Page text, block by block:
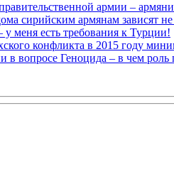
армии –
сирийским армянам зависят не
меня есть требования к Турции!
конфликта в 2015 году
вопросе Геноцида – в чем роль